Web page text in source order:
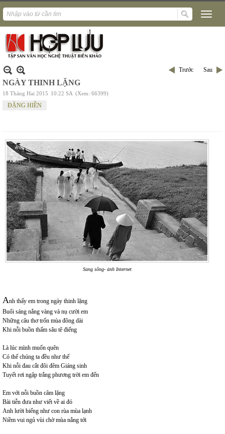
Trước Sau
NGÀY THINH LẶNG
18 Tháng Hai 2015 10:22 SA (Xem: 66399)
ĐẶNG HIỀN
Sang sông- ảnh Internet
Anh thấy em trong ngày thinh lặng
Buổi sáng nắng vàng và nụ cười em
Những câu thơ trốn mùa đông dài
Khi nỗi buồn thấm sâu tê điếng
Là lúc mình muốn quên
Có thể chúng ta đều như thế
Khi nỗi đau cắt đôi đêm Giáng sinh
Tuyết rơi ngập trắng phương trời em đến
Em với nỗi buồn câm lặng
Bài tiễn đưa như viết về ai đó
Anh lười biếng như con rùa mùa lạnh
Niềm vui ngủ vùi chờ mùa nắng tới